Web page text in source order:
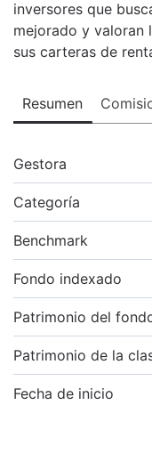
inversores que
mejorado y valoran
sus carteras de
Resumen
Gestora
Categoría
Benchmark
Fondo indexado
Patrimonio del
Patrimonio de la
Fecha de inicio